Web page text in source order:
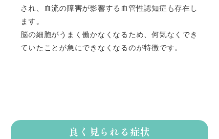
され、血流の障害が影響する血管性認知症も存在し
ます。
脳の細胞がうまく働かなくなるため、何気なくでき
ていたことが急にできなくなるのが特徴です。
良く見られる症状